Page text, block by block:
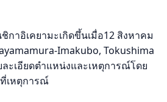
าอิเคยามะเกิดขึ้นเมื่อ12 สิงหาคม
Imakubo, Tokushima
ะเอียดตำแหน่งและเหตุการณ์โดย
เหตุการณ์